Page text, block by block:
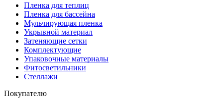
Пленка для теплиц
Пленка для бассейна
Мульчирующая пленка
Укрывной материал
Затеняющие сетки
Комплектующие
Упаковочные материалы
Фитосветильники
Стеллажи
Покупателю